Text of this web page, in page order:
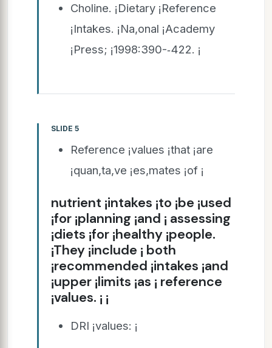
Choline. ¡Dietary ¡Reference
¡Intakes. ¡Na,onal ¡Academy
¡Press; ¡1998:390-­‑422. ¡
SLIDE 5
Reference ¡values ¡that ¡are
¡quan,ta,ve ¡es,mates ¡of ¡
nutrient ¡intakes ¡to ¡be ¡used
¡for ¡planning ¡and ¡ assessing
¡diets ¡for ¡healthy ¡people.
¡They ¡include ¡ both
¡recommended ¡intakes ¡and
¡upper ¡limits ¡as ¡ reference
¡values. ¡ ¡
DRI ¡values: ¡